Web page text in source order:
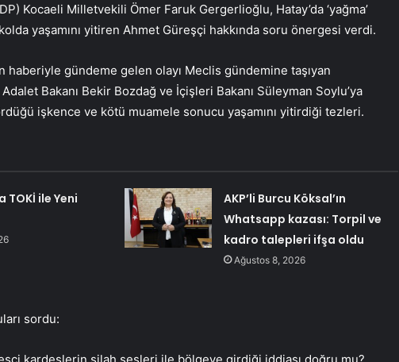
Kocaeli Milletvekili Ömer Faruk Gergerlioğlu, Hatay’da ‘yağma’
yaşamını yitiren Ahmet Güreşçi hakkında soru önergesi verdi.
haberiyle gündeme gelen olayı Meclis gündemine taşıyan
Bakanı Bekir Bozdağ ve İçişleri Bakanı Süleyman Soylu’ya
işkence ve kötü muamele sonucu yaşamını yitirdiği tezleri.
TOKİ ile Yeni
AKP’li Burcu Köksal’ın
Whatsapp kazası: Torpil ve
kadro talepleri ifşa oldu
Ağustos 8, 2026
sordu: